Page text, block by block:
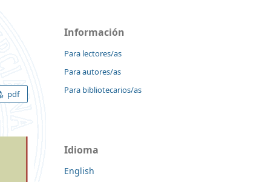
pdf
Información
Para lectores/as
Para autores/as
Para bibliotecarios/as
Idioma
English